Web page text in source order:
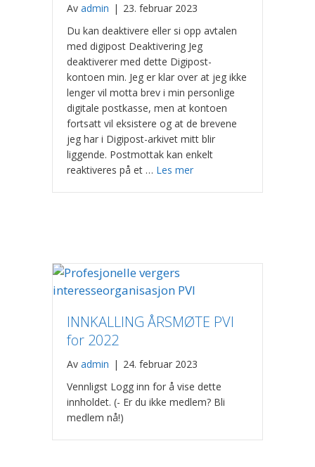
Av admin | 23. februar 2023
Du kan deaktivere eller si opp avtalen
med digipost Deaktivering Jeg
deaktiverer med dette Digipost-
kontoen min. Jeg er klar over at jeg ikke
lenger vil motta brev i min personlige
digitale postkasse, men at kontoen
fortsatt vil eksistere og at de brevene
jeg har i Digipost-arkivet mitt blir
liggende. Postmottak kan enkelt
reaktiveres på et … Les mer
INNKALLING ÅRSMØTE PVI
for 2022
Av admin | 24. februar 2023
Vennligst Logg inn for å vise dette
innholdet. (- Er du ikke medlem? Bli
medlem nå!)